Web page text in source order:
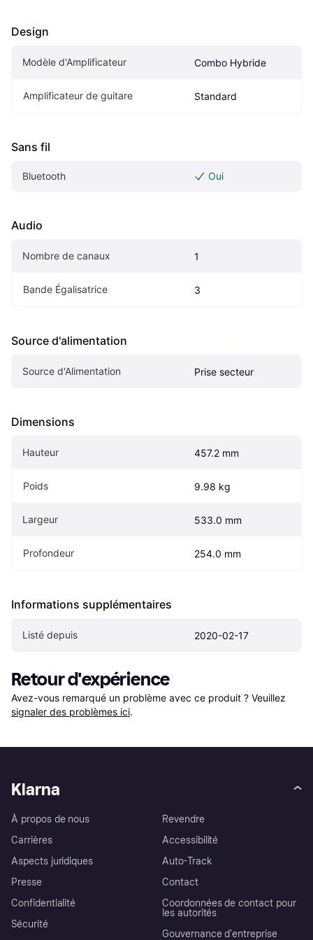
Design
Modèle d'Amplificateur Combo Hybride
Amplificateur de guitare Standard
Sans fil
Bluetooth Oui
Audio
Nombre de canaux 1
Bande Égalisatrice 3
Source d'alimentation
Source d'Alimentation Prise secteur
Dimensions
Hauteur 457.2 mm
Poids 9.98 kg
Largeur 533.0 mm
Profondeur 254.0 mm
Informations supplémentaires
Listé depuis 2020-02-17
Retour d'expérience
Avez-vous remarqué un problème avec ce produit ? Veuillez
signaler des problèmes ici.
Klarna
À propos de nous
Carrières
Aspects juridiques
Presse
Confidentialité
Sécurité
Revendre
Accessibilité
Auto-Track
Contact
Coordonnées de contact pour
les autorités
Gouvernance d’entreprise